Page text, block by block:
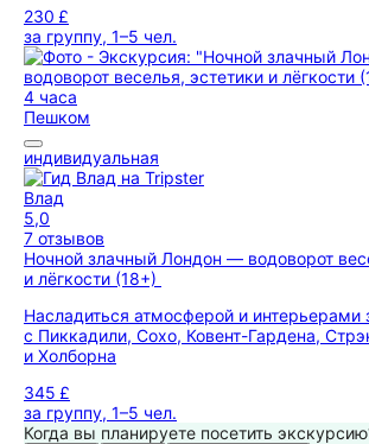
230 £
за группу, 1–5 чел.
4 часа
Пешком
индивидуальная
Влад
5,0
7 отзывов
Ночной злачный Лондон — водоворот
и лёгкости (18+)
Насладиться атмосферой и интерьерами
с Пиккадили, Сохо, Ковент-Гардена,
и Холборна
345 £
за группу, 1–5 чел.
Когда вы планируете посетить